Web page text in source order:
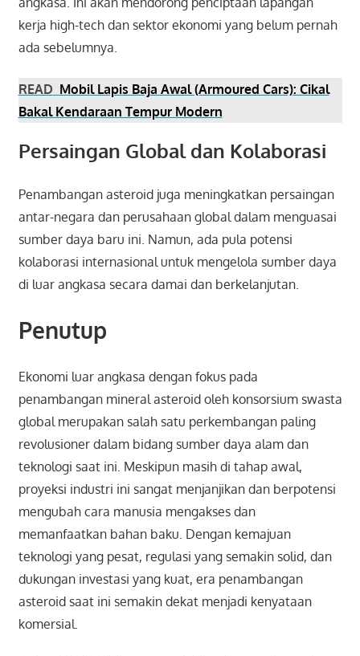
kerja high-tech dan sektor ekonomi yang belum pernah
ada sebelumnya.
READ Mobil Lapis Baja Awal (Armoured Cars): Cikal
Bakal Kendaraan Tempur Modern
Persaingan Global dan Kolaborasi
Penambangan asteroid juga meningkatkan persaingan
antar-negara dan perusahaan global dalam menguasai
sumber daya baru ini. Namun, ada pula potensi
kolaborasi internasional untuk mengelola sumber daya
di luar angkasa secara damai dan berkelanjutan.
Penutup
Ekonomi luar angkasa dengan fokus pada
penambangan mineral asteroid oleh konsorsium swasta
global merupakan salah satu perkembangan paling
revolusioner dalam bidang sumber daya alam dan
teknologi saat ini. Meskipun masih di tahap awal,
proyeksi industri ini sangat menjanjikan dan berpotensi
mengubah cara manusia mengakses dan
memanfaatkan bahan baku. Dengan kemajuan
teknologi yang pesat, regulasi yang semakin solid, dan
dukungan investasi yang kuat, era penambangan
asteroid saat ini semakin dekat menjadi kenyataan
komersial.